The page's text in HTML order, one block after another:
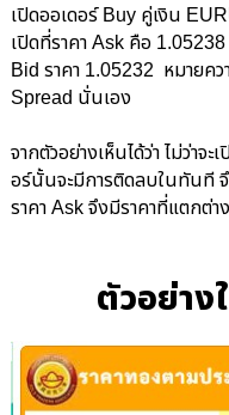
เปิดออเดอร์ Buy คู่เงิน
เปิดที่ราคา Ask คือ 1.05238
Bid ราคา 1.05232 หมายค
Spread นั่นเอง
จากตัวอย่างเห็นได้ว่า ไม่ว่าจ
อร์นั้นจะมีการติดลบในทันที จึ
ราคา Ask จึงมีราคาที่แตกต่า
ตัวอย่าง